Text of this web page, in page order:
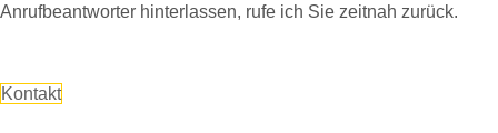
Anrufbeantworter hinterlassen, rufe ich Sie zeitnah zurück.
Kontakt